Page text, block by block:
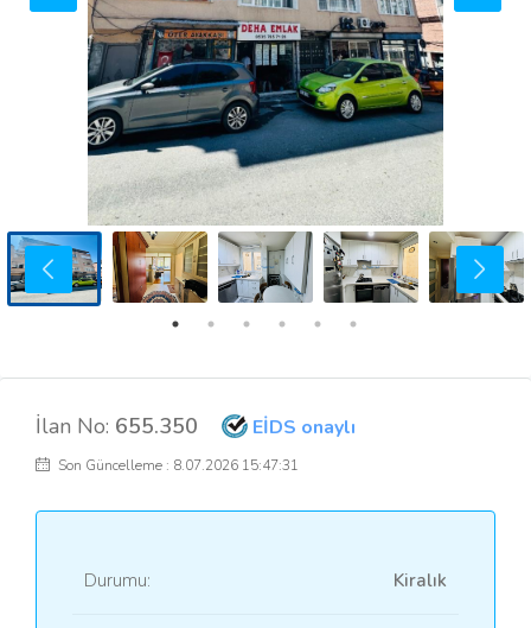
İlan No: 655.350 EİDS onaylı
Son Güncelleme : 8.07.2026 15:47:31
Durumu: Kiralık